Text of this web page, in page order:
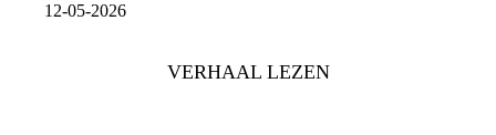
12-05-2026
VERHAAL LEZEN